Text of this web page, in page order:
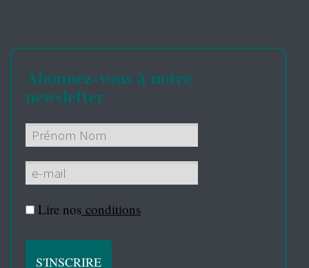
Abonnez-vous à notre
newsletter
Lire nos conditions